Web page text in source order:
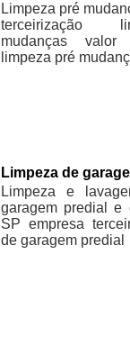
Limpeza pré
terceirização
mudanças valor
limpeza pré
Limpeza de
Limpeza e
garagem predial e
SP empresa
de garagem predial